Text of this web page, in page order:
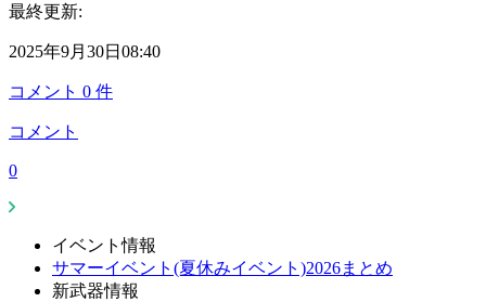
最終更新:
2025年9月30日08:40
コメント 0 件
コメント
0
イベント情報
サマーイベント(夏休みイベント)2026まとめ
新武器情報